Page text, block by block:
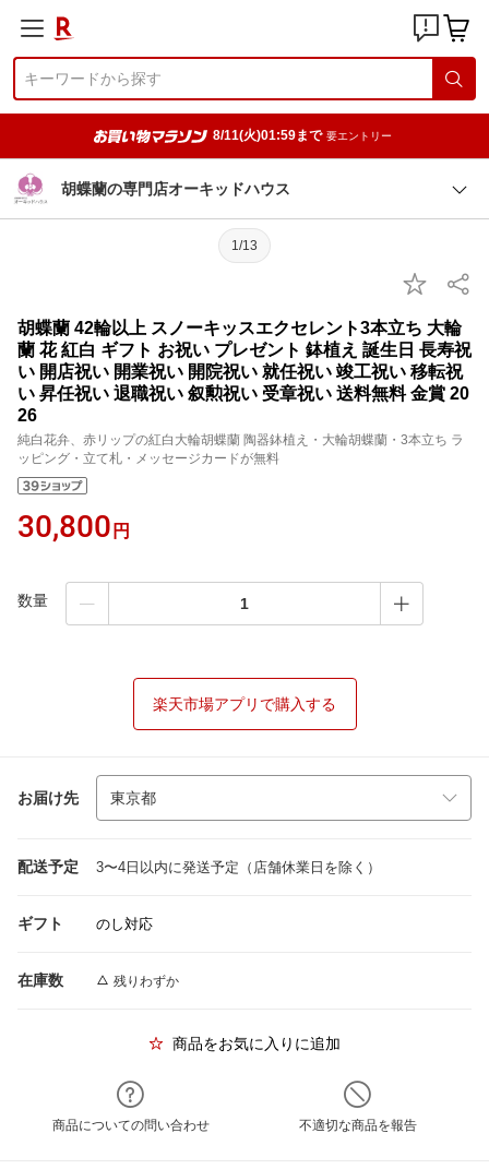
8/11(火)01:59まで 要エントリー
胡蝶蘭の専門店オーキッドハウス
1/13
胡蝶蘭 42輪以上 スノーキッスエクセレント3本立ち 大輪
蘭 花 紅白 ギフト お祝い プレゼント 鉢植え 誕生日 長寿祝
い 開店祝い 開業祝い 開院祝い 就任祝い 竣工祝い 移転祝
い 昇任祝い 退職祝い 叙勲祝い 受章祝い 送料無料 金賞 20
26
純白花弁、赤リップの紅白大輪胡蝶蘭 陶器鉢植え・大輪胡蝶蘭・3本立ち ラ
ッピング・立て札・メッセージカードが無料
30,800 円
数量
楽天市場アプリで購入する
お届け先
配送予定 3〜4日以内に発送予定（店舗休業日を除く）
ギフト のし対応
在庫数 残りわずか
商品をお気に入りに追加
商品についての問い合わせ 不適切な商品を報告